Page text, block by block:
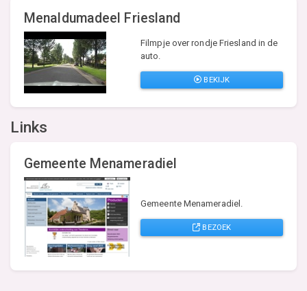
Menaldumadeel Friesland
Filmpje over rondje Friesland in de
auto.
BEKIJK
Links
Gemeente Menameradiel
Gemeente Menameradiel.
BEZOEK